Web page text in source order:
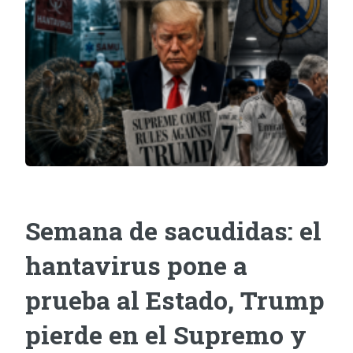
Semana de sacudidas: el
hantavirus pone a
prueba al Estado, Trump
pierde en el Supremo y